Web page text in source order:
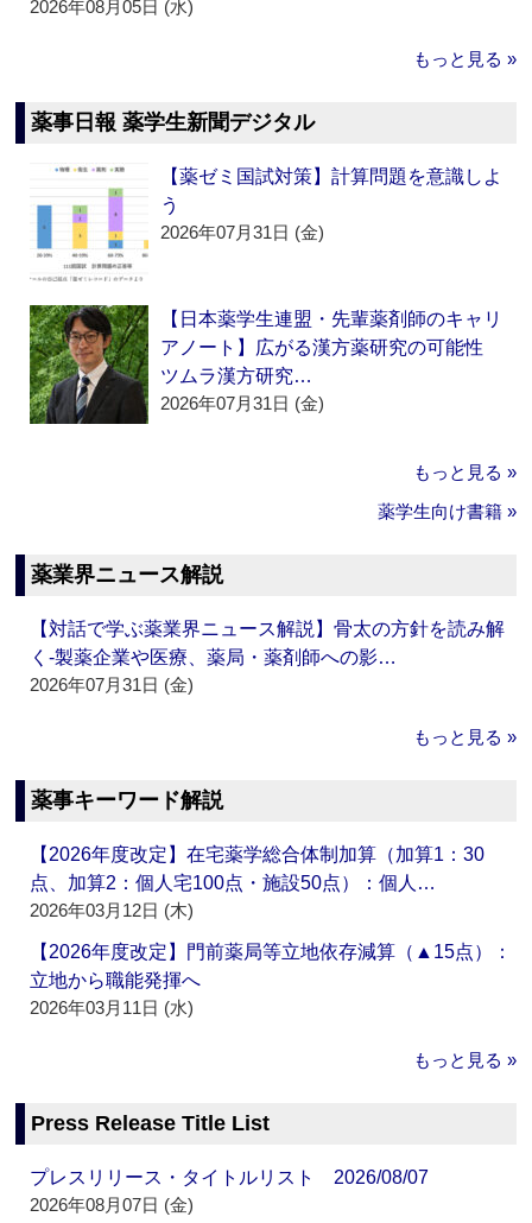
2026年08月05日 (水)
もっと見る »
薬事日報 薬学生新聞デジタル
【薬ゼミ国試対策】計算問題を意識しよ
う
2026年07月31日 (金)
【日本薬学生連盟・先輩薬剤師のキャリ
アノート】広がる漢方薬研究の可能性
ツムラ漢方研究…
2026年07月31日 (金)
もっと見る »
薬学生向け書籍 »
薬業界ニュース解説
【対話で学ぶ薬業界ニュース解説】骨太の方針を読み解
く‐製薬企業や医療、薬局・薬剤師への影…
2026年07月31日 (金)
もっと見る »
薬事キーワード解説
【2026年度改定】在宅薬学総合体制加算（加算1：30
点、加算2：個人宅100点・施設50点）：個人…
2026年03月12日 (木)
【2026年度改定】門前薬局等立地依存減算（▲15点）：
立地から職能発揮へ
2026年03月11日 (水)
もっと見る »
Press Release Title List
プレスリリース・タイトルリスト 2026/08/07
2026年08月07日 (金)